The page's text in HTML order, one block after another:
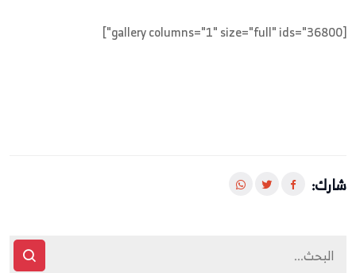
[gallery columns="1" size="full" ids="36800"]
شارك: